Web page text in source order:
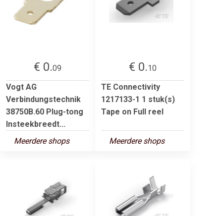
€ 0.09
Vogt AG
Verbindungstechnik
38750B.60 Plug-tong
Insteekbreedt...
Meerdere shops
€ 0.10
TE Connectivity
1217133-1 1 stuk(s)
Tape on Full reel
Meerdere shops